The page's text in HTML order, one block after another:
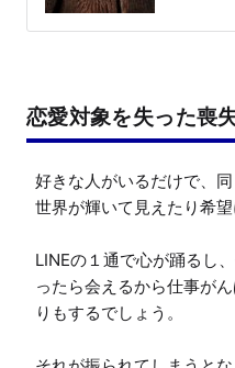
恋愛対象を失った喪
好きな人がいるだけで、
世界が輝いて見えたり希
LINEの１通で心が踊るし
ったら会えるから仕事が
りもするでしょう。